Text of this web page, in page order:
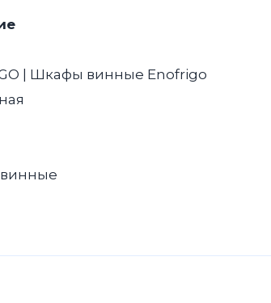
| Шкафы винные Enofrigo